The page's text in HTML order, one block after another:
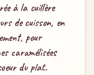
à la cuillère
de cuisson, en
pour
caramélisées
du plat.